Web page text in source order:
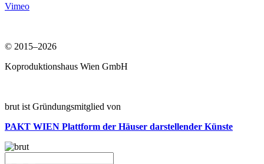
Vimeo
© 2015–2026
Koproduktionshaus Wien GmbH
brut ist Gründungsmitglied von
PAKT WIEN Plattform der Häuser darstellender Künste